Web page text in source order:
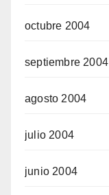
octubre 2004
septiembre 2004
agosto 2004
julio 2004
junio 2004